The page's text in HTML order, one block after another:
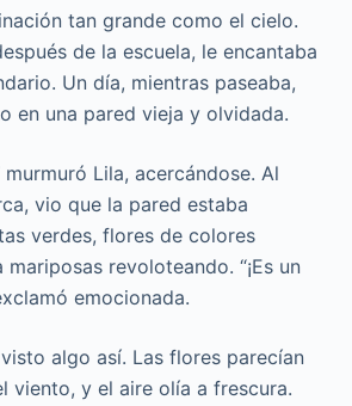
tan grande como el cielo.
de la escuela, le encantaba
Un día, mientras paseaba,
en una pared vieja y olvidada.
murmuró Lila, acercándose. Al
vio que la pared estaba
verdes, flores de colores
revoloteando. “¡Es un
emocionada.
algo así. Las flores parecían
viento, y el aire olía a frescura.